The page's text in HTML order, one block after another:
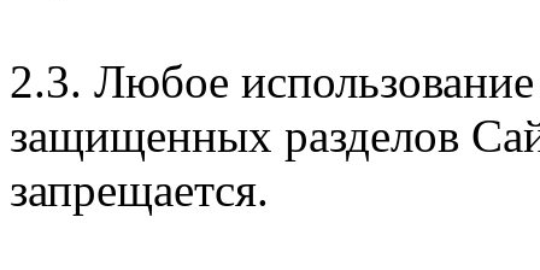
2.3. Любое
защищенных разделов
запрещается.